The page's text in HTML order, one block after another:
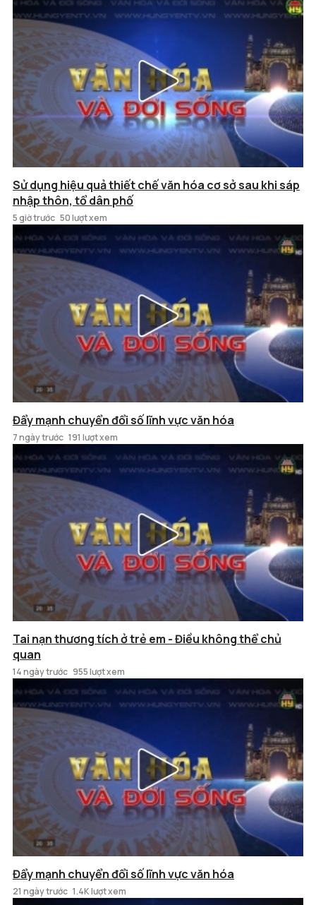
Sử dụng hiệu quả thiết chế văn hóa cơ sở sau khi sáp
nhập thôn, tổ dân phố
5 giờ trước 50 lượt xem
Đẩy mạnh chuyển đổi số lĩnh vực văn hóa
7 ngày trước 191 lượt xem
Tai nạn thương tích ở trẻ em - Điều không thể chủ
quan
14 ngày trước 955 lượt xem
Đẩy mạnh chuyển đổi số lĩnh vực văn hóa
21 ngày trước 1.4K lượt xem